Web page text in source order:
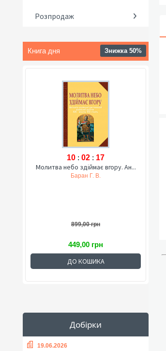
Розпродаж
Книга дня Знижка 50%
10 : 02 : 16
Молитва небо здіймає вгору. Ан...
Баран Г. В.
899,00 грн
449,00 грн
ДО КОШИКА
Добірки
19.06.2026